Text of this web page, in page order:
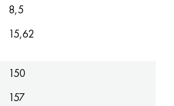
8,5
15,62
150
157